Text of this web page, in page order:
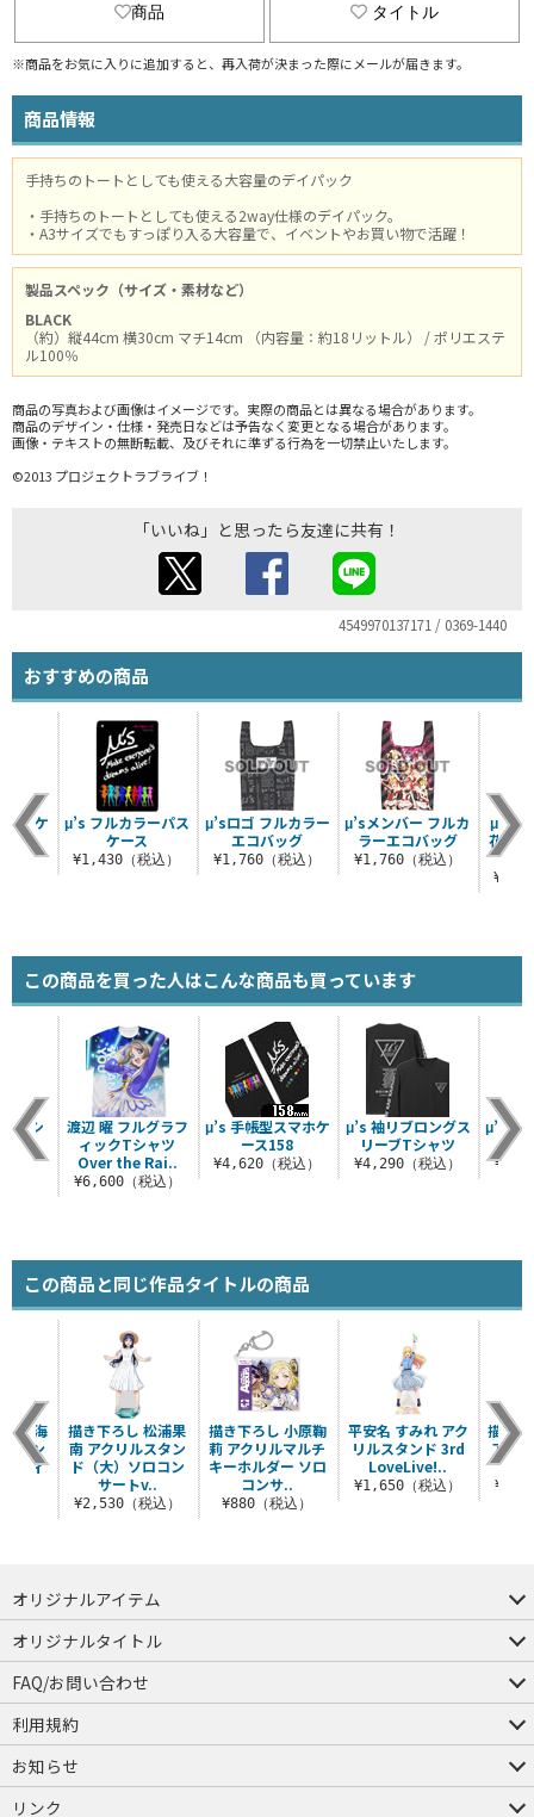
商品 タイトル
※商品をお気に入りに追加すると、再入荷が決まった際にメールが届きます。
商品情報
手持ちのトートとしても使える大容量のデイパック
・手持ちのトートとしても使える2way仕様のデイパック。
・A3サイズでもすっぽり入る大容量で、イベントやお買い物で活躍！
製品スペック（サイズ・素材など）
BLACK
（約）縦44cm 横30cm マチ14cm （内容量：約18リットル） / ポリエステ
ル100％
商品の写真および画像はイメージです。実際の商品とは異なる場合があります。
商品のデザイン・仕様・発売日などは予告なく変更となる場合があります。
画像・テキストの無断転載、及びそれに準ずる行為を一切禁止いたします。
©2013 プロジェクトラブライブ！
「いいね」と思ったら友達に共有！
4549970137171 / 0369-1440
おすすめの商品
μ’sロゴ フルカラー
エコバッグ
¥1,760（税込）
μ’sメンバー フルカ
ラーエコバッグ
¥1,760（税込）
μ’s1
花陽
マホケ
込）
μ’s フルカラーパス
ケース
¥1,430（税込）
この商品を買った人はこんな商品も買っています
μ’s 手帳型スマホケ
ース158
¥4,620（税込）
μ’s 袖リブロングス
リーブTシャツ
¥4,290（税込）
μ’s フ
ーシ
ャツ
込）
渡辺 曜 フルグラフ
ィックTシャツ
Over the Rai..
¥6,600（税込）
この商品と同じ作品タイトルの商品
描き下ろし 小原鞠
莉 アクリルマルチ
キーホルダー ソロ
コンサ..
¥880（税込）
平安名 すみれ アク
リルスタンド 3rd
LoveLive!..
¥1,650（税込）
描き下
アク
田 海
タン
ティ
描き下ろし 松浦果
南 アクリルスタン
ド（大）ソロコン
サートv..
¥2,530（税込）
オリジナルアイテム
つままれ
つかまれ
ピョコッテ
オリジナルタイトル
アイテムヤ
ミスカトニック大學購買部
FAQ/お問い合わせ
FAQ
お問い合わせ
利用規約
会員規約・ポイント規約
特定商取引法に関する表示
プライバシーポリシー
お知らせ
店舗情報
採用情報
発売日変更のお知らせ
販売代理店・取扱店募集
海外のご案内（English）
リンク